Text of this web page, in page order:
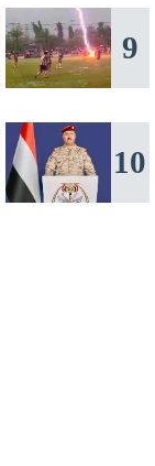
9
10